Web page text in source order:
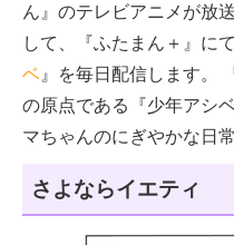
ん』のテレビアニメが放
して、『ふたまん＋』にて
ベ 』を毎日配信します。
の原点である『少年アシ
マちゃんのにぎやかな日
さよならイエティ